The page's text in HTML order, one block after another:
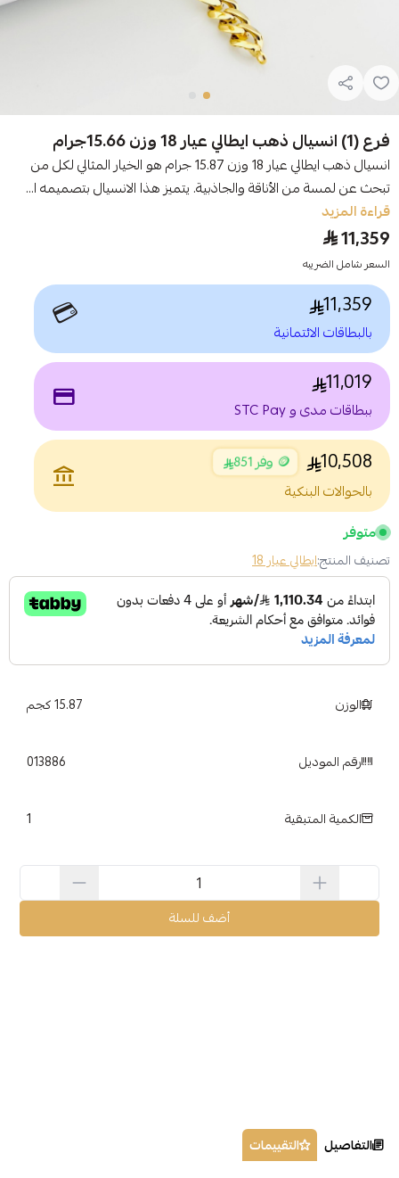
فرع (1) انسيال ذهب ايطالي عيار 18 وزن 15.66جرام
انسيال ذهب ايطالي عيار 18 وزن 15.87 جرام هو الخيار المثالي لكل من
تبحث عن لمسة من الأناقة والجاذبية. يتميز هذا الانسيال بتصميمه ا...
قراءة المزيد
11,359
السعر شامل الضريبه
11,359
بالبطاقات الائتمانية 💳
11,019
ببطاقات مدى و STC Pay payment
10,508 🪙 وفر 851
بالحوالات البنكية
account_balance
متوفر
تصنيف المنتج:ايطالي عيار 18
الوزن 15.87 كجم
رقم الموديل 013886
الكمية المتبقية 1
أضف للسلة
التفاصيل التقييمات